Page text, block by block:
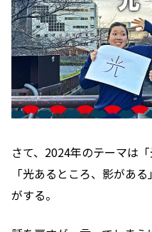
さて、2024年のテーマは「
「光あるところ、影があ
がする。